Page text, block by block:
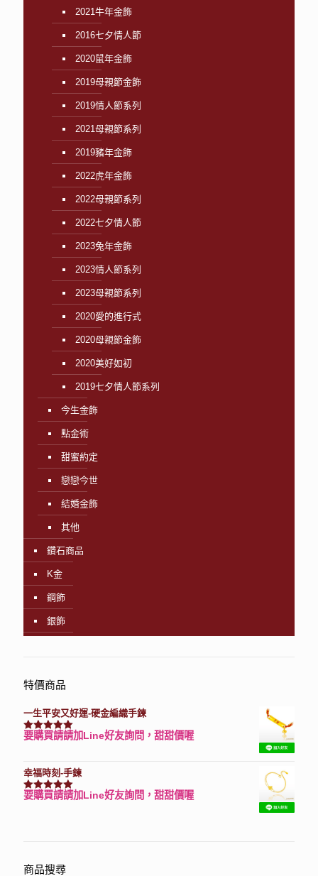
2021牛年金飾
2016七夕情人節
2020鼠年金飾
2019母親節金飾
2019情人節系列
2021母親節系列
2019豬年金飾
2022虎年金飾
2022母親節系列
2022七夕情人節
2023兔年金飾
2023情人節系列
2023母親節系列
2020愛的進行式
2020母親節金飾
2020美好如初
2019七夕情人節系列
今生金飾
點金術
甜蜜約定
戀戀今世
結婚金飾
其他
鑽石商品
K金
鋼飾
銀飾
特價商品
一生平安又好運-硬金編織手鍊
評分7740滿分 5
要購買請請加Line好友詢問，甜甜價喔
幸福時刻-手鍊
評分3150滿分 5
要購買請請加Line好友詢問，甜甜價喔
商品搜尋